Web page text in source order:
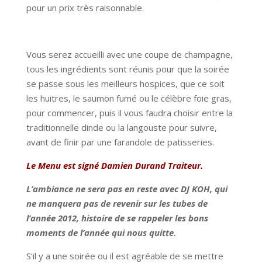
pour un prix très raisonnable.
Vous serez accueilli avec une coupe de champagne,
tous les ingrédients sont réunis pour que la soirée
se passe sous les meilleurs hospices, que ce soit
les huitres, le saumon fumé ou le célèbre foie gras,
pour commencer, puis il vous faudra choisir entre la
traditionnelle dinde ou la langouste pour suivre,
avant de finir par une farandole de patisseries.
Le Menu est signé Damien Durand Traiteur.
L’ambiance ne sera pas en reste avec DJ KOH, qui
ne manquera pas de revenir sur les tubes de
l’année 2012, histoire de se rappeler les bons
moments de l’année qui nous quitte.
S’il y a une soirée ou il est agréable de se mettre